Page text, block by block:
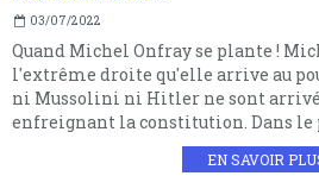
03/07/2022
Quand Michel Onfray se plante !
l'extrême droite qu'elle arrive au
ni Mussolini ni Hitler ne sont arrivé
enfreignant la constitution. Dans le
EN SAVOIR